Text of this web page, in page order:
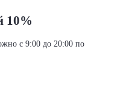
10%
с 9:00 до 20:00 по